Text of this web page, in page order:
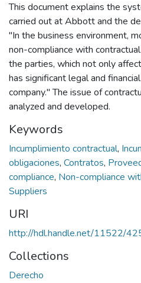
This document explains the
carried out at Abbott and the
"In the business environment,
non-compliance with
the parties, which not only
has significant legal and
company." The issue of
analyzed and developed.
Keywords
Incumplimiento contractual,
obligaciones, Contratos,
compliance, Non-compliance
Suppliers
URI
http://hdl.handle.net/11522/
Collections
Derecho